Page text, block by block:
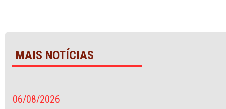
MAIS NOTÍCIAS
06/08/2026